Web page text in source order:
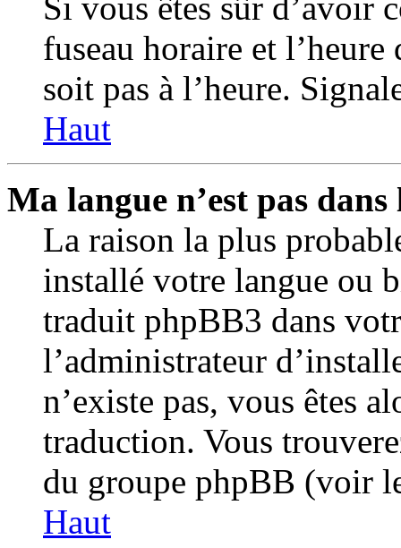
Si vous êtes sûr d’avoir
fuseau horaire et l’heure
soit pas à l’heure.
Haut
Ma langue n’est pas
La raison la plus
installé votre langue ou
traduit phpBB3 dans
l’administrateur
n’existe pas, vous êtes
traduction. Vous
du groupe phpBB (voir
Haut